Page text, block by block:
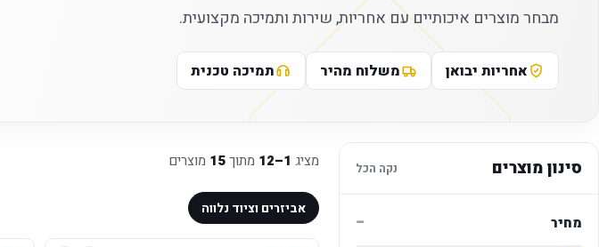
מבחר מוצרים איכותיים עם אחריות, שירות ותמיכה מקצועית.
אחריות יבואן משלוח מהיר תמיכה טכנית
סינון מוצרים נקה הכל
מחיר −
מציג 1–12 מתוך15 מוצרים
אביזרים וציוד נלווה